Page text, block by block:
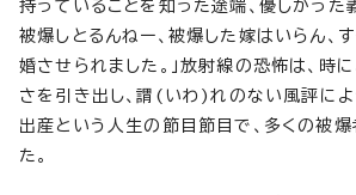
持っていることを知った途端、優しかった義
被爆しとるんねー、被爆した嫁はいらん、す
婚させられました。」放射線の恐怖は、時
さを引き出し、謂(いわ)れのない風評によ
出産という人生の節目節目で、多くの被
た。